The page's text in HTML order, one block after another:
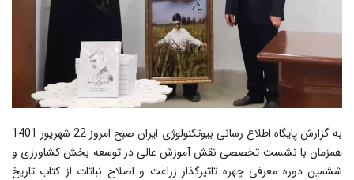
به گزارش پایگاه اطلاع رسانی بیوتکنولوژی ایران صبح امروز 22 شهریور 1401
همزمان با نشست تخصصی نقش آموزش عالی در توسعه بخش کشاورزی و
ششمین دوره معرفی چهره تاثیرگذار زراعت و اصلاح نباتات از کتاب تاریخ